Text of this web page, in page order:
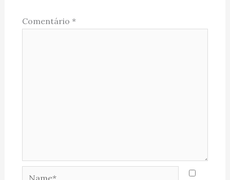
Comentário *
Name*